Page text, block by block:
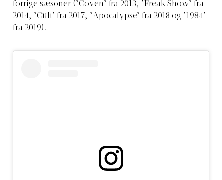
forrige sæsoner (’Coven’ fra 2013, ’Freak Show’ fra
2014, ’Cult’ fra 2017, ’Apocalypse’ fra 2018 og ’1984’
fra 2019).